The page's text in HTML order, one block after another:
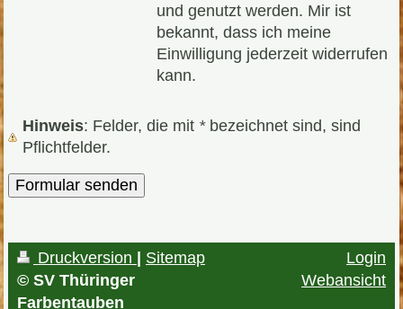
und genutzt werden. Mir ist
bekannt, dass ich meine
Einwilligung jederzeit widerrufen
kann.
Hinweis : Felder, die mit *bezeichnet sind, sind
Pflichtfelder.
Druckversion | Sitemap
© SV Thüringer
Farbentauben
Login
Webansicht